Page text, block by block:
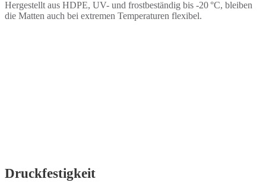
Hergestellt aus HDPE, UV- und frostbeständig bis -20 °C, bleiben
die Matten auch bei extremen Temperaturen flexibel.
Druckfestigkeit